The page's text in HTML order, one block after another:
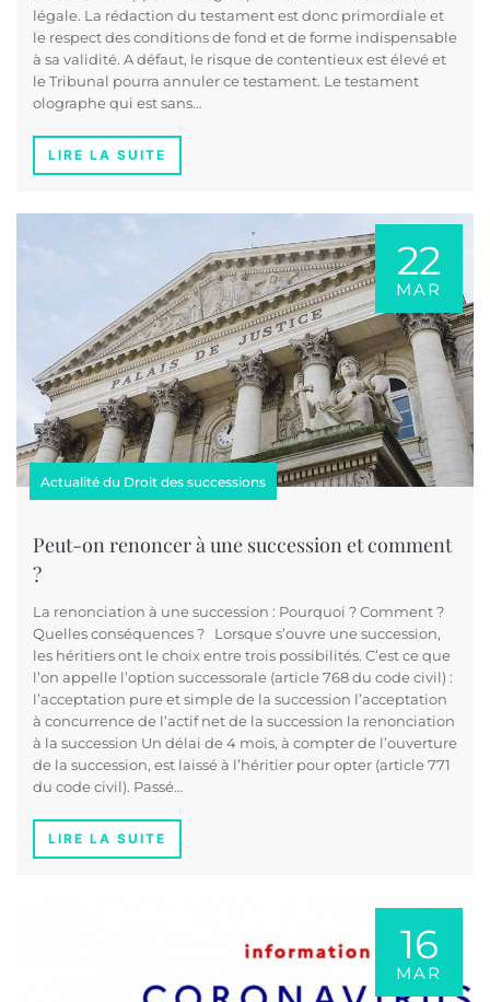
légale. La rédaction du testament est donc primordiale et
le respect des conditions de fond et de forme indispensable
à sa validité. A défaut, le risque de contentieux est élevé et
le Tribunal pourra annuler ce testament. Le testament
olographe qui est sans…
LIRE LA SUITE
22
MAR
Actualité du Droit des successions
Peut-on renoncer à une succession et comment
?
La renonciation à une succession : Pourquoi ? Comment ?
Quelles conséquences ? Lorsque s’ouvre une succession,
les héritiers ont le choix entre trois possibilités. C’est ce que
l’on appelle l’option successorale (article 768 du code civil) :
l’acceptation pure et simple de la succession l’acceptation
à concurrence de l’actif net de la succession la renonciation
à la succession Un délai de 4 mois, à compter de l’ouverture
de la succession, est laissé à l’héritier pour opter (article 771
du code civil). Passé…
LIRE LA SUITE
16
MAR